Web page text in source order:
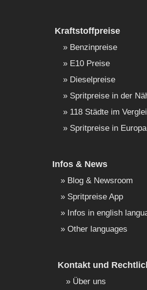
Kraftstoffpreise
Benzinpreise
E10 Preise
Dieselpreise
Spritpreise in der
118 Städte im
Spritpreise in Europa
Infos & News
Blog & Newsroom
Spritpreise App
Infos in english
Other languages
Kontakt und
Über uns